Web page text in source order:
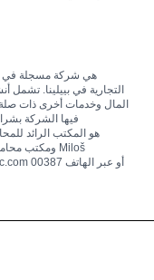
التجارية في بييلينا.
المال وخدمات أخرى ذات صلة.
فيها الشركة